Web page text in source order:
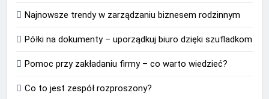
Najnowsze trendy w zarządzaniu biznesem rodzinnym
Półki na dokumenty – uporządkuj biuro dzięki szufladkom
Pomoc przy zakładaniu firmy – co warto wiedzieć?
Co to jest zespół rozproszony?